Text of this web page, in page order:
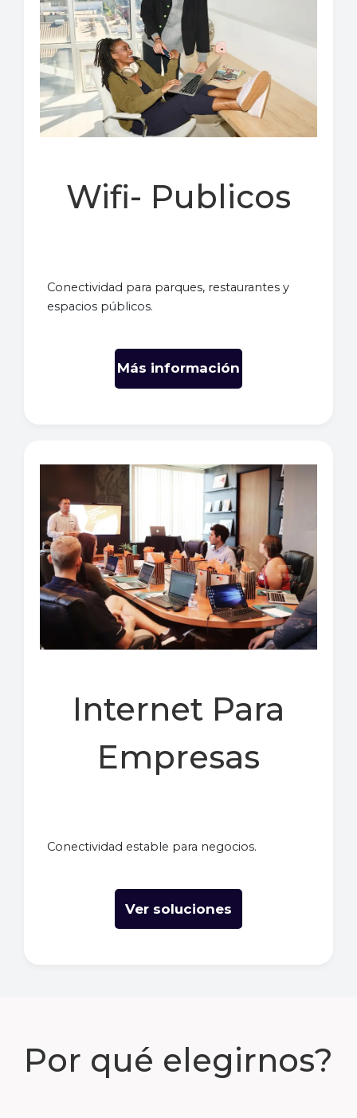
Wifi- Publicos
Conectividad para parques, restaurantes y
espacios públicos.
Más información
Internet Para
Empresas
Conectividad estable para negocios.
Ver soluciones
Por qué elegirnos?